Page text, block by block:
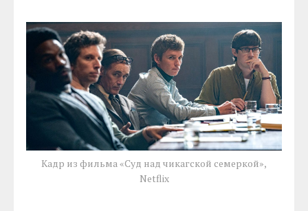
Кадр из фильма «Суд над чикагской семеркой»,
Netflix